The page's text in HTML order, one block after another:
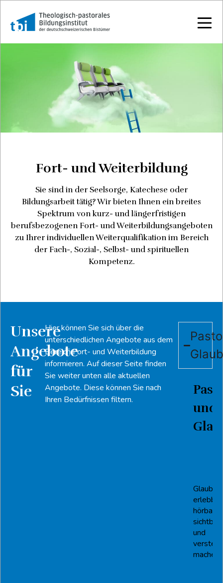
Fort- und Weiterbildung
Sie sind in der Seelsorge, Katechese oder
Bildungsarbeit tätig? Wir bieten Ihnen ein breites
Spektrum von kurz- und längerfristigen
berufsbezogenen Fort- und Weiterbildungsangeboten
zu Ihrer individuellen Weiterqualifikation im Bereich
der Fach-, Sozial-, Selbst- und spirituellen
Kompetenz.
Unsere
Angebote
für
Sie
Hier können Sie sich über die
unterschiedlichen Angebote aus dem
Bereich Fort- und Weiterbildung
informieren. Auf dieser Seite finden
Sie weiter unten alle aktuellen
Angebote. Diese können Sie nach
Ihren Bedürfnissen filtern.
und
Glauben
erlebbar,
hörbar,
sichtbar
und
machen